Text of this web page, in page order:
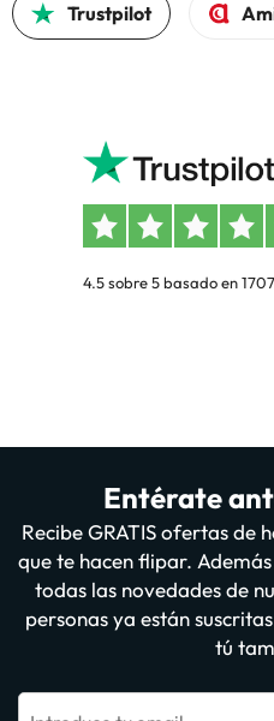
Trustpilot
4.5 sobre 5 basado en
Entérate
Recibe GRATIS ofertas de
que te hacen flipar.
todas las novedades de
personas ya están
tú